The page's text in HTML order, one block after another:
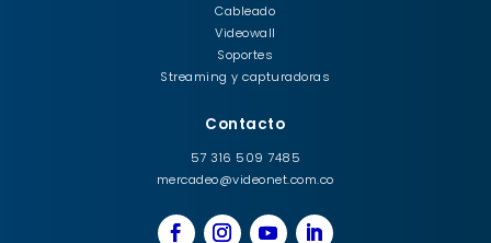
Cableado
Videowall
Soportes
Streaming y capturadoras
Contacto
57 316 509 7485
mercadeo@videonet.com.co